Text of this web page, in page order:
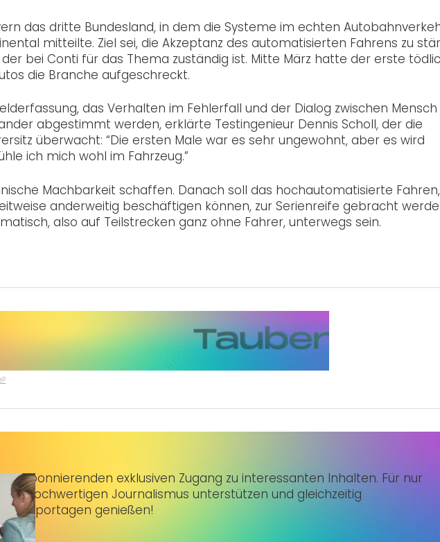
das dritte Bundesland, in dem die Systeme im echten
mitteilte. Ziel sei, die Akzeptanz des automatisierten Fahrens zu
bei Conti für das Thema zuständig ist. Mitte März hatte der erste
die Branche aufgeschreckt.
das Verhalten im Fehlerfall und der Dialog zwischen Mensch
abgestimmt werden, erklärte Testingenieur Dennis Scholl, der die
überwacht: “Die ersten Male war es sehr ungewohnt, aber es wird
ich mich wohl im Fahrzeug.”
Machbarkeit schaffen. Danach soll das hochautomatisierte
anderweitig beschäftigen können, zur Serienreife gebracht
also auf Teilstrecken ganz ohne Fahrer, unterwegs sein.
Abonnierenden exklusiven Zugang zu interessanten Inhalten. Für nur
du hochwertigen Journalismus unterstützen und gleichzeitig
Reportagen genießen!